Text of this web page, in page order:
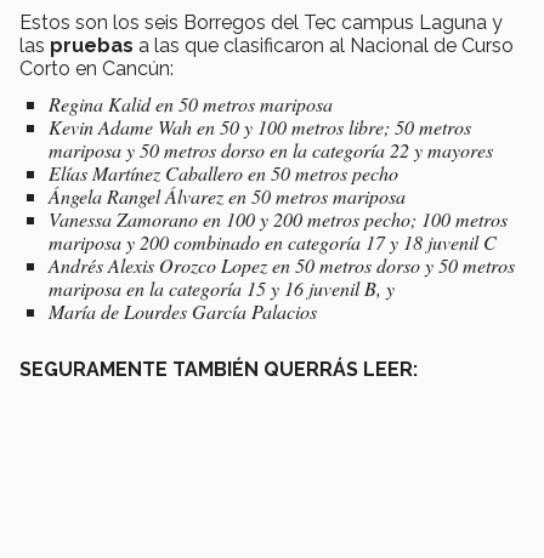
Estos son los seis Borregos del Tec campus Laguna y
las pruebas a las que clasificaron al Nacional de Curso
Corto en Cancún:
Regina Kalid en 50 metros mariposa
Kevin Adame Wah en 50 y 100 metros libre; 50 metros
mariposa y 50 metros dorso en la categoría 22 y mayores
Elías Martínez Caballero en 50 metros pecho
Ángela Rangel Álvarez en 50 metros mariposa
Vanessa Zamorano en 100 y 200 metros pecho; 100 metros
mariposa y 200 combinado en categoría 17 y 18 juvenil C
Andrés Alexis Orozco Lopez en 50 metros dorso y 50 metros
mariposa en la categoría 15 y 16 juvenil B, y
María de Lourdes García Palacios
SEGURAMENTE TAMBIÉN QUERRÁS LEER: